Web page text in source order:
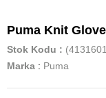
Puma Knit
Stok Kodu
Marka : Puma